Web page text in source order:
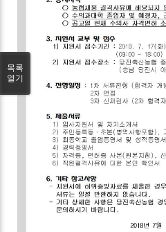
목록
열기